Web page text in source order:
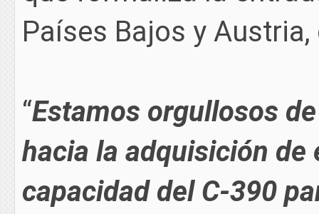
Países Bajos y
“Estamos orgullosos
hacia la adquisición de
capacidad del C-390